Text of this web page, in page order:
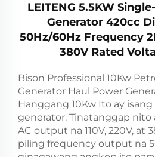
LEITENG 5.5KW
Generator 420cc
50Hz/60Hz Frequency
380V Rated
Bison Professional 10Kw
Generator Haul Power
Hanggang 10Kw Ito ay
generator. Tinatanggap nito
AC output na 110V, 220V, at
piling frequency output na